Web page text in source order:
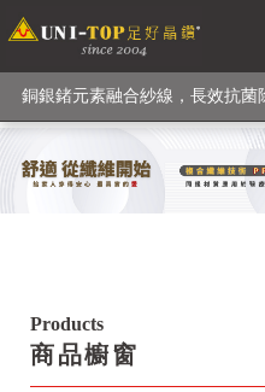
銅銀鍺元素融合紗線，長效抗
【快來點我】H型銅銀纖維長
循
Products
商品櫥窗